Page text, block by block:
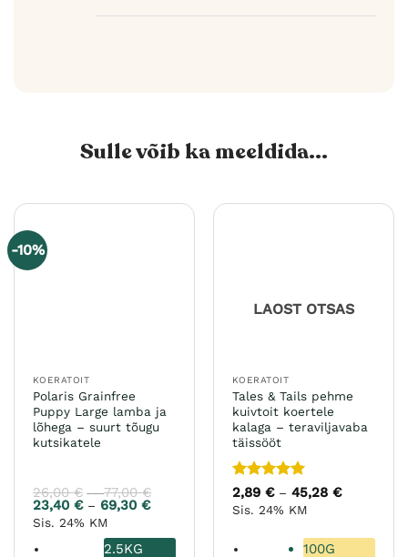
Sulle võib ka meeldida...
-10%
KOERATOIT
Polaris Grainfree
Puppy Large lamba ja
lõhega – suurt tõugu
kutsikatele
26,00€ – 77,00€
Hinnavahemik:
23,40 € – 69,30 €Hinnavahemik:
69,30 €
Sis. 24% KM
2.5KG
LAOST OTSAS
KOERATOIT
Tales & Tails pehme
kuivtoit koertele
kalaga – teraviljavaba
täissööt
Hinnanguga
5/ 5
2,89 € – 45,28 €
Sis. 24% KM
100G